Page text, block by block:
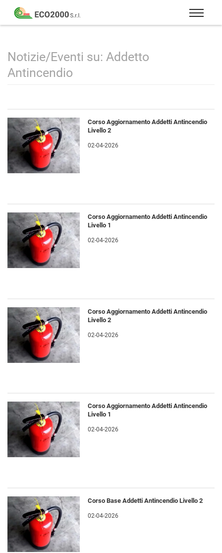
Eco
2000
Formazione
consulenza
la
–
D.Lgs
81/08
Notizie/Eventi su: Addetto
Antincendio
Corso Aggiornamento Addetti Antincendio
Livello 2
02-04-2026
Corso Aggiornamento Addetti Antincendio
Livello 1
02-04-2026
Corso Aggiornamento Addetti Antincendio
Livello 2
02-04-2026
Corso Aggiornamento Addetti Antincendio
Livello 1
02-04-2026
Corso Base Addetti Antincendio Livello 2
02-04-2026